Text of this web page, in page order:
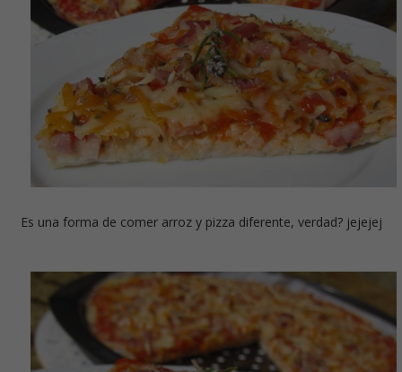
Es una forma de comer arroz y pizza diferente, verdad? jejejej